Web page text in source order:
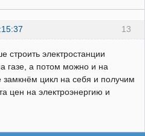
13
строить электростанции
газе, а потом можно и на
замкнём цикл на себя и получим
цен на электроэнергию и